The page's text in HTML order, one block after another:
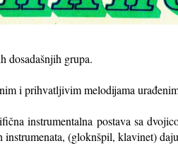
dosadašnjih grupa.
i prihvatljivim melodijama
instrumentalna postava sa
instrumenata, (gloknšpil, klavinet)